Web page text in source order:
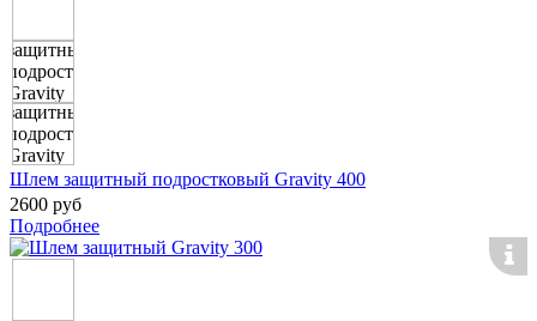
Шлем защитный подростковый Gravity 400
2600 руб
Подробнее